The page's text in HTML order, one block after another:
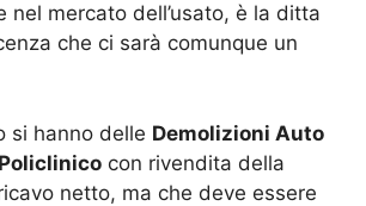
nel mercato dell’usato, è la ditta
che ci sarà comunque un
si hanno delle Demolizioni Auto
con rivendita della
netto, ma che deve essere